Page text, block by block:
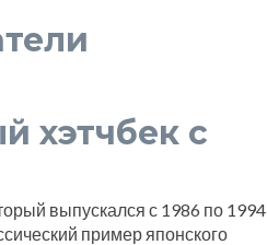
хэтчбек с
выпускался с 1986 по 1994
пример японского